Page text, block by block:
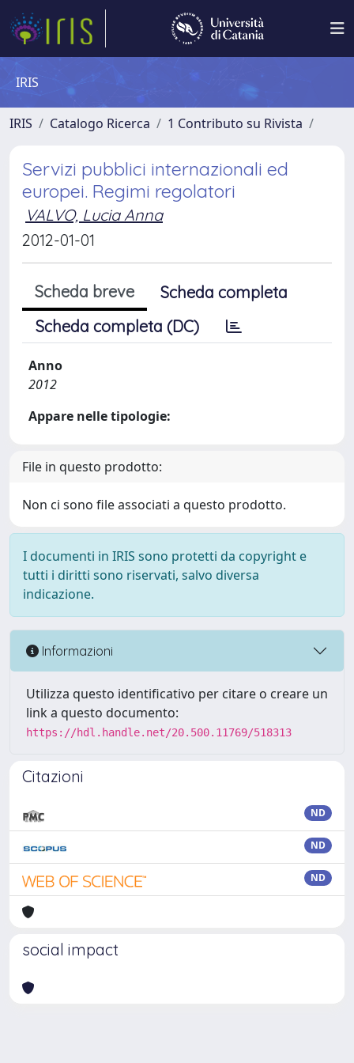
IRIS
IRIS Catalogo Ricerca 1 Contributo su Rivista
Servizi pubblici internazionali ed
europei. Regimi regolatori
VALVO, Lucia Anna
2012-01-01
Scheda breve
Scheda completa
Scheda completa (DC)
Anno
2012
Appare nelle tipologie:
File in questo prodotto:
Non ci sono file associati a questo prodotto.
I documenti in IRIS sono protetti da copyright e
tutti i diritti sono riservati, salvo diversa
indicazione.
Informazioni
Utilizza questo identificativo per citare o creare un
link a questo documento:
https://hdl.handle.net/20.500.11769/518313
Citazioni
ND
ND
ND
social impact